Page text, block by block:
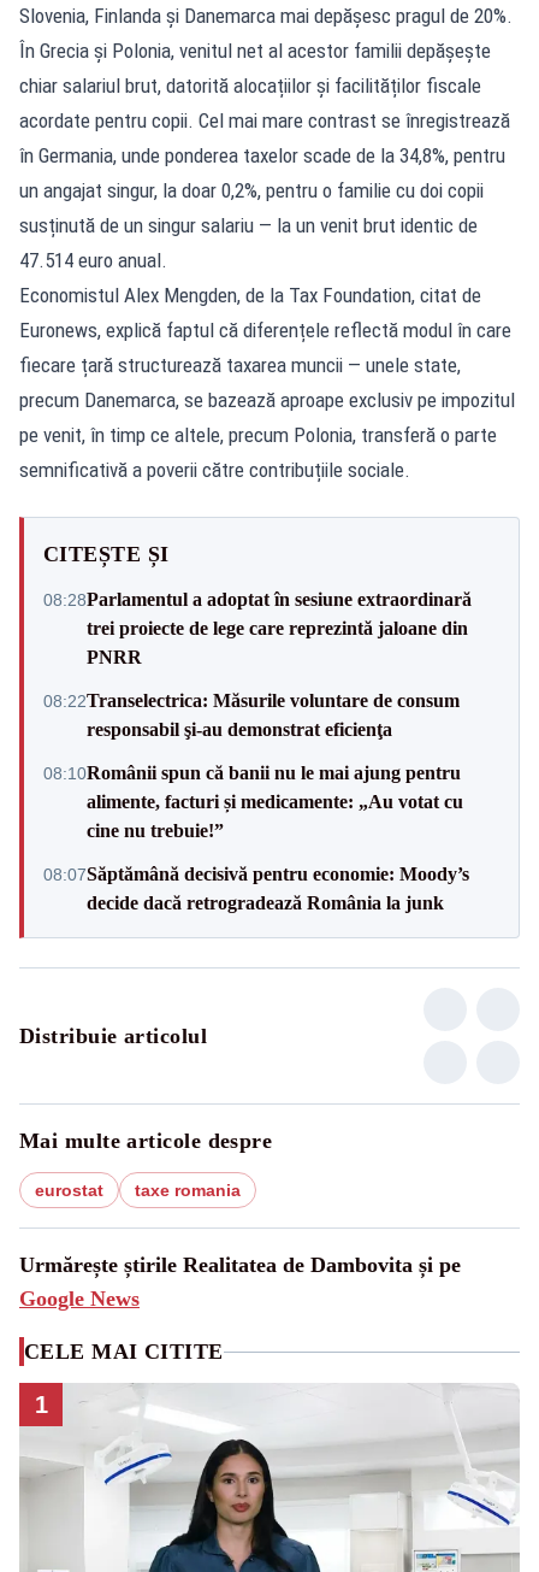
Slovenia, Finlanda și Danemarca mai depășesc pragul de 20%.
În Grecia și Polonia, venitul net al acestor familii depășește
chiar salariul brut, datorită alocațiilor și facilităților fiscale
acordate pentru copii. Cel mai mare contrast se înregistrează
în Germania, unde ponderea taxelor scade de la 34,8%, pentru
un angajat singur, la doar 0,2%, pentru o familie cu doi copii
susținută de un singur salariu — la un venit brut identic de
47.514 euro anual.
Economistul Alex Mengden, de la Tax Foundation, citat de
Euronews, explică faptul că diferențele reflectă modul în care
fiecare țară structurează taxarea muncii — unele state,
precum Danemarca, se bazează aproape exclusiv pe impozitul
pe venit, în timp ce altele, precum Polonia, transferă o parte
semnificativă a poverii către contribuțiile sociale.
CITEȘTE ȘI
08:28Parlamentul a adoptat în sesiune extraordinară
trei proiecte de lege care reprezintă jaloane din
PNRR
08:22Transelectrica: Măsurile voluntare de consum
responsabil şi-au demonstrat eficienţa
08:10Românii spun că banii nu le mai ajung pentru
alimente, facturi și medicamente: „Au votat cu
cine nu trebuie!”
08:07Săptămână decisivă pentru economie: Moody’s
decide dacă retrogradează România la junk
Distribuie articolul
Mai multe articole despre
eurostat taxe romania
Urmărește știrile Realitatea de Dambovita și pe
Google News
CELE MAI CITITE
1